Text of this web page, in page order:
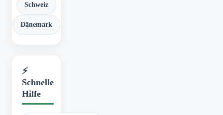
Schweiz
Dänemark
⚡
Schnelle
Hilfe